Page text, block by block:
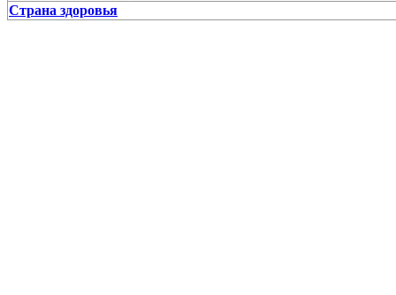
Страна здоровья